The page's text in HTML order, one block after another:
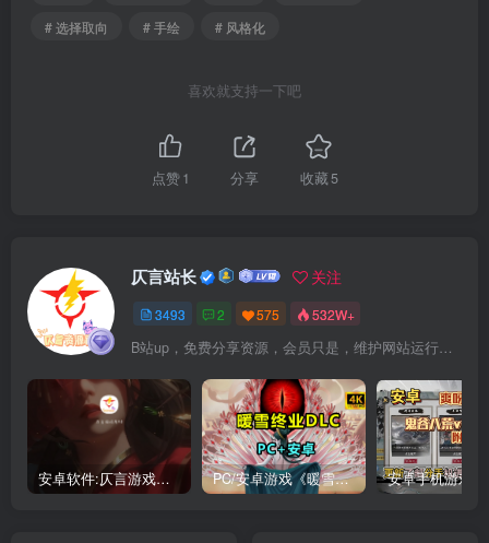
# 选择取向
# 手绘 # 风格化
喜欢就支持一下吧
点赞1 分享 收藏5
仄言站长 关注
3493 2 575 532W+
B站up，免费分享资源，会员只是，维护网站运行，会员权利为可以支持本地下载，更多内容，敬请期待！
安卓软件:仄言游戏库4.0APP全新上架了！没有下的赶紧下载呀！ PC/安卓游戏《暖雪最新v3.1.0.1》终业DLC整合版！